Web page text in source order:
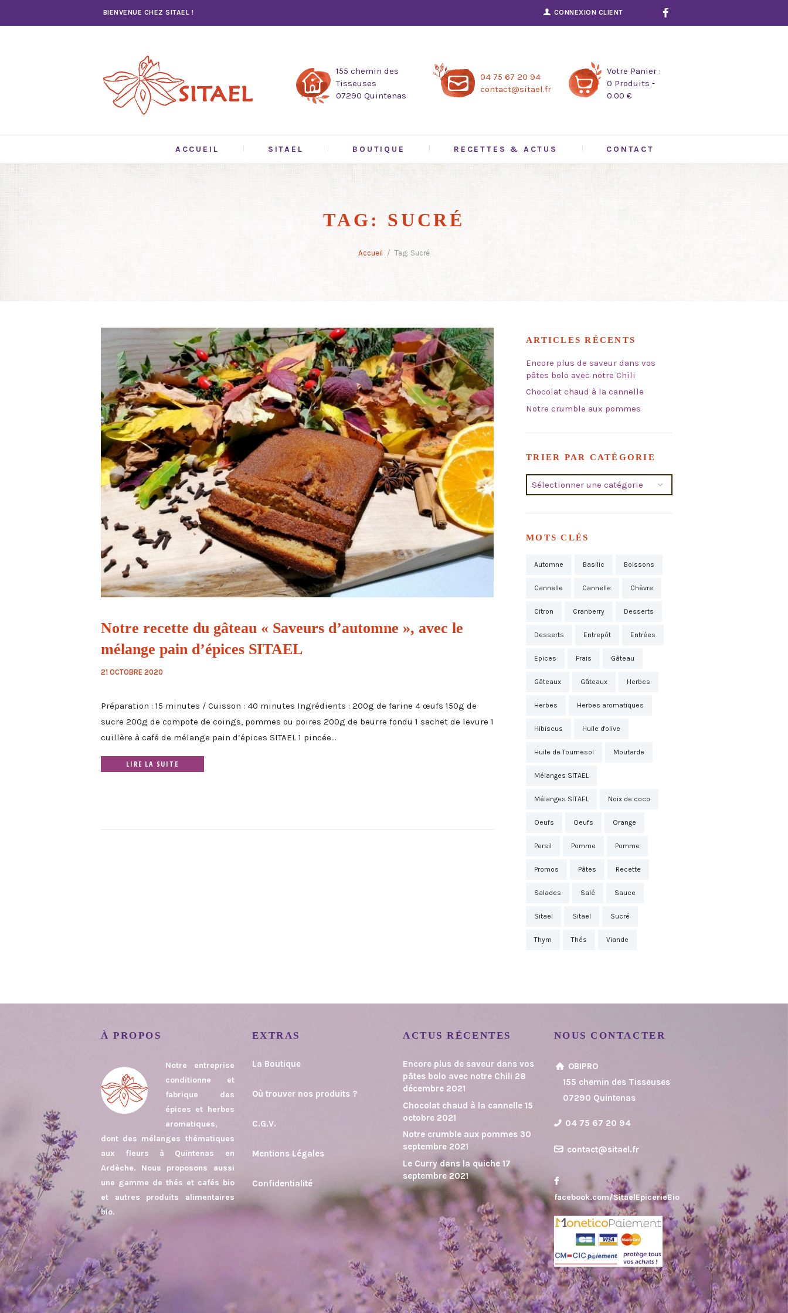
BIENVENUE CHEZ SITAEL ! CONNEXION CLIENT
155 chemin des
Tisseuses
07290 Quintenas
04 75 67 20 94
contact@sitael.fr
Votre Panier :
0 Produits -
0.00 €
ACCUEIL SITAEL BOUTIQUE RECETTES & ACTUS CONTACT
TAG: SUCRÉ
Accueil Tag: Sucré
Notre recette du gâteau « Saveurs d’automne », avec le
mélange pain d’épices SITAEL
21 OCTOBRE 2020
Préparation : 15 minutes / Cuisson : 40 minutes Ingrédients : 200g de farine 4 œufs 150g de
sucre 200g de compote de coings, pommes ou poires 200g de beurre fondu 1 sachet de levure 1
cuillère à café de mélange pain d’épices SITAEL 1 pincée...
LIRE LA SUITE
ARTICLES RÉCENTS
Encore plus de saveur dans vos
pâtes bolo avec notre Chili
Chocolat chaud à la cannelle
Notre crumble aux pommes
TRIER PAR CATÉGORIE
Trier
par
MOTS CLÉS
Automne Basilic Boissons
Cannelle Cannelle Chèvre
Citron Cranberry Desserts
Desserts Entrepôt Entrées
Epices Frais Gâteau
Gâteaux Gâteaux Herbes
Herbes Herbes aromatiques
Hibiscus Huile d'olive
Huile de Tournesol Moutarde
Mélanges SITAEL
Mélanges SITAEL Noix de coco
Oeufs Oeufs Orange
Persil Pomme Pomme
Promos Pâtes Recette
Salades Salé Sauce
Sitael Sitael Sucré
Thym Thés Viande
À PROPOS
Notre entreprise
conditionne et
fabrique des
épices et herbes
aromatiques,
dont des mélanges thématiques
aux fleurs à Quintenas en
Ardèche. Nous proposons aussi
une gamme de thés et cafés bio
et autres produits alimentaires
bio.
EXTRAS
La Boutique
Où trouver nos produits ?
C.G.V.
Mentions Légales
Confidentialité
ACTUS RÉCENTES
Encore plus de saveur dans vos
pâtes bolo avec notre Chili 28
décembre 2021
Chocolat chaud à la cannelle 15
octobre 2021
Notre crumble aux pommes 30
septembre 2021
Le Curry dans la quiche 17
septembre 2021
NOUS CONTACTER
OBIPRO
155 chemin des Tisseuses
07290 Quintenas
04 75 67 20 94
contact@sitael.fr
facebook.com/SitaelEpicerieBio